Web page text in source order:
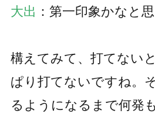
大出 ：第一印象かなと
構えてみて、打てない
ぱり打てないですね。
るようになるまで何発